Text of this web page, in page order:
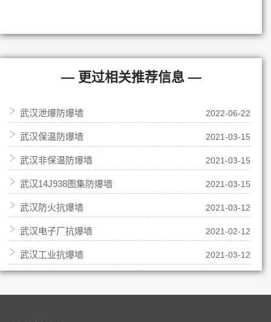
— 更过相关推荐信息 —
武汉泄爆防爆墙 2022-06-22
武汉保温防爆墙 2021-03-15
武汉非保温防爆墙 2021-03-15
武汉14J938图集防爆墙 2021-03-15
武汉防火抗爆墙 2021-03-12
武汉电子厂抗爆墙 2021-02-12
武汉工业抗爆墙 2021-03-12